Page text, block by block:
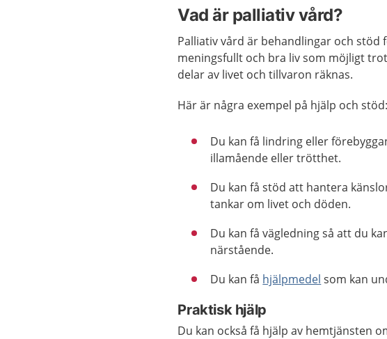
Vad är palliativ vård?
Palliativ vård är behandlingar och stöd
meningsfullt och bra liv som möjligt
delar av livet och tillvaron räknas.
Här är några exempel på hjälp och stöd:
Du kan få lindring eller
illamående eller trötthet.
Du kan få stöd att hantera
tankar om livet och döden.
Du kan få vägledning så att du
närstående.
Du kan få hjälpmedel som kan
Praktisk hjälp
Du kan också få hjälp av hemtjänsten